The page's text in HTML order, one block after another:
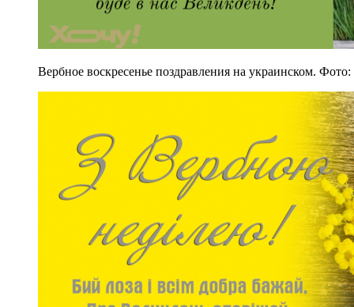
Вербное воскресенье поздравления на украинском.